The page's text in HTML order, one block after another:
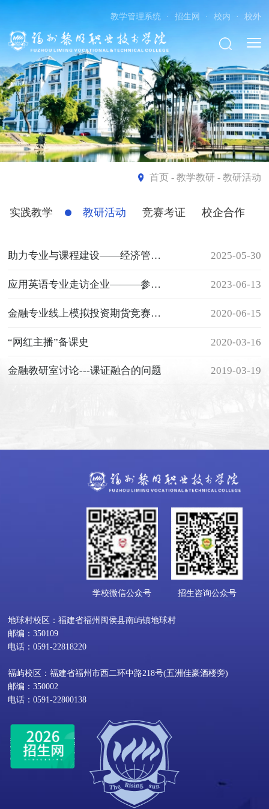
教学管理系统 · 招生网 · 校内 · 校外
首页- 教学教研 - 教研活动
实践教学 教研活动 竞赛考证 校企合作
助力专业与课程建设——经济管理系举办新教师“说课程”比赛 2025-05-30
应用英语专业走访企业———参观交流世纪星幼儿园 2023-06-13
金融专业线上模拟投资期货竞赛圆满结束 2020-06-15
“网红主播”备课史 2020-03-16
金融教研室讨论---课证融合的问题 2019-03-19
学校微信公众号 招生咨询公众号
地球村校区：福建省福州闽侯县南屿镇地球村
邮编：350109
电话：0591-22818220
福屿校区：福建省福州市西二环中路218号(五洲佳豪酒楼旁)
邮编：350002
电话：0591-22800138